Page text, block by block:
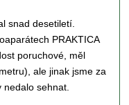
snad desetiletí.
PRAKTICA
poruchové, měl
ale jinak jsme za
sehnat.